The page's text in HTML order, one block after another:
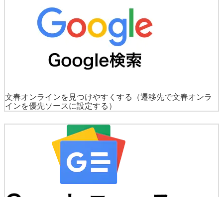
文春オンラインを見つけやすくする
（遷移先で文春オンラ
インを優先ソースに設定する）